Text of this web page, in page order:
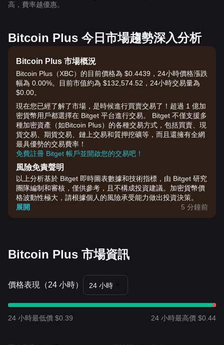
高，費率越優惠。
Bitcoin Plus 今日市場趨勢深入分析
Bitcoin Plus 市場概況
Bitcoin Plus（XBC）的目前價格為 $0.4439，24小時價格漲跌
幅為 0.00%。目前市值約為 $132,574.52，24小時交易量為
$0.00。
現在您已經了解了市場，是時候進行買賣交易了！超過 1 億加
密貨幣用戶都選擇在 Bitget 平台進行交易。 Bitget 不僅支援多
種加密資產（如Bitcoin Plus）的各種交易方式，包括買賣、現
貨交易、期貨交易、鏈上交易和質押挖礦等，而且還擁有全網
最具優勢的交易費率！
免費註冊 Bitget 帳戶並開啟您的交易吧！
風險免責聲明
以上分析基於 Bitget 即時圖表數據和技術指標，由 Bitget 研究
團隊編制和審核，僅供參考，且不構成投資建議。加密貨幣價
格波動性極大，請根據個人的風險承受能力做出投資決策。
展開
5 分鐘前
Bitcoin Plus 市場資訊
價格表現（24 小時） 24 小時
24 小時最低價 $0.39 24 小時最高價 $0.44